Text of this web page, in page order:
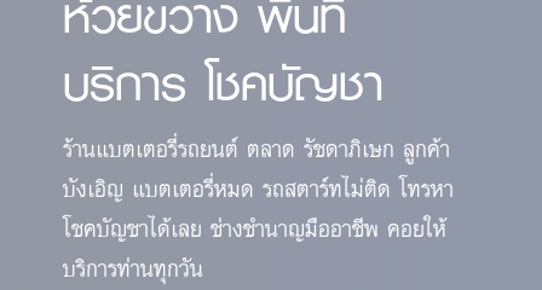
บริการ โชคบัญชา
ร้านแบตเตอรี่รถยนต์ ตลาด รัชดาภิเษก ลูกค้า
บังเอิญ แบตเตอรี่หมด รถสตาร์ทไม่ติด โทรหา
โชคบัญชาได้เลย ช่างชำนาญมืออาชีพ คอยให้
บริการท่านทุกวัน